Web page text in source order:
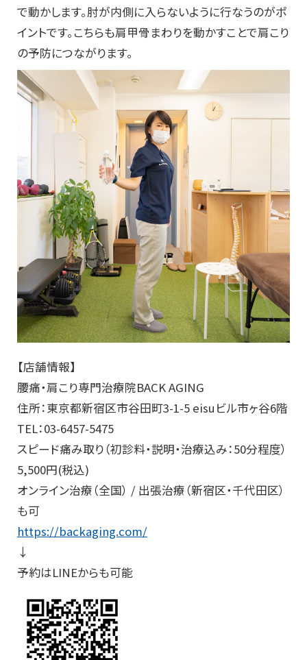
で動かします。肘が内側に入らないように行なうのがポ
イントです。こちらも肩甲骨まわりを動かすことで肩こり
の予防につながります。
【店舗情報】
腰痛・肩こり専門治療院BACK AGING
住所：東京都新宿区市谷田町3-1-5 eisuビル市ヶ谷6階
TEL：03-6457-5475
スピード痛み取り（初診料・説明・治療込み：50分程度）
5,500円(税込)
オンライン治療（全国） / 出張治療（新宿区・千代田区）
も可
https://backaging.com/
↓
予約はLINEからも可能